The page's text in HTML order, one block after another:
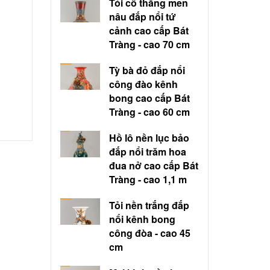
nâu đắp nổi tứ
cảnh cao cấp Bát
Tràng - cao 70 cm
Tỳ bà đỏ đắp nổi
công đào kênh
bong cao cấp Bát
Tràng - cao 60 cm
Hồ lô nền lục bảo
đắp nổi trăm hoa
đua nở cao cấp Bát
Tràng - cao 1,1 m
Tỏi nền trắng đắp
nổi kênh bong
công đòa - cao 45
cm